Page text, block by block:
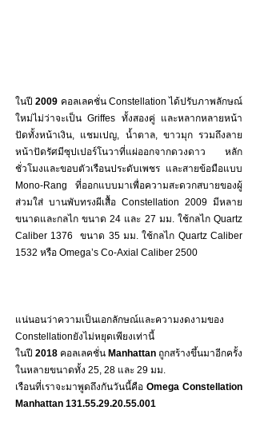
ในปี 2009 คอลเลคชั่น Constellation ได้ปรับภาพลักษณ์
ใหม่ไม่ว่าจะเป็น Griffes ทั้งสองคู่ และหลากหลายหน้า
ปัดทั้งหน้าเงิน, แชมเปญ, น้ำตาล, ขาวมุก รวมถึงลาย
หน้าปัดรัศมีซุปเปอร์โนวาที่แผ่ออกจากดวงดาว หลัก
ชั่วโมงและขอบตัวเรือนประดับเพชร และสายข้อมือแบบ
Mono-Rang ที่ออกแบบมาเพื่อความสะดวกสบายของผู้
ส่วมใส่ บานพับทรงผีเสื้อ Constellation 2009 มีหลาย
ขนาดและกลไก ขนาด 24 และ 27 มม. ใช้กลไก Quartz
Caliber 1376  ขนาด 35 มม. ใช้กลไก Quartz Caliber
1532 หรือ Omega’s Co-Axial Caliber 2500
แน่นอนว่าความเป็นเอกลักษณ์และความงดงามของ
Constellationยังไม่หยุดเพียงเท่านี้
ในปี 2018 คอลเลคชั่น Manhattan ถูกสร้างขึ้นมาอีกครั้ง
ในหลายขนาดทั้ง 25, 28 และ 29 มม.
เรือนที่เราจะมาพูดถึงกันวันนี้คือ Omega Constellation
Manhattan 131.55.29.20.55.001